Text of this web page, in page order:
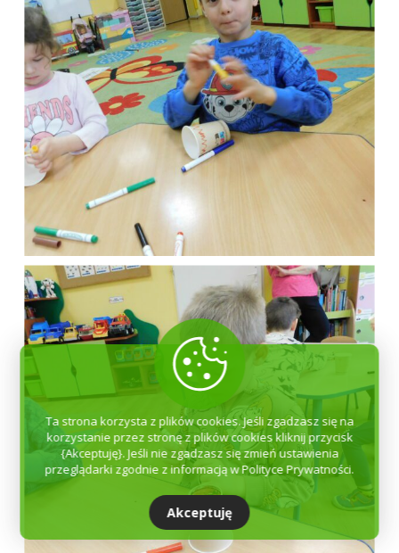
Ta strona korzysta z plików cookies. Jeśli zgadzasz się na
korzystanie przez stronę z plików cookies kliknij przycisk
{Akceptuję}. Jeśli nie zgadzasz się zmień ustawienia
przeglądarki zgodnie z informacją w Polityce Prywatności.
Akceptuję